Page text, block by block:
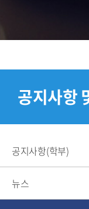
공지사항
공지사항(학부)
뉴스